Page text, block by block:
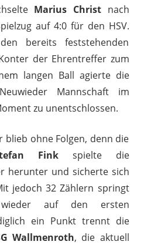
Marius Christnach
auf 4:0 für den HSV.
bereits feststehenden
der Ehrentreffer zum
langen Ball agierte die
Mannschaft im
zu unentschlossen.
blieb ohne Folgen, denn die
Finkspielte die
herunter und sicherte sich
jedoch 32 Zählern springt
auf den ersten
ein Punkt trennt die
Wallmenroth, die aktuell